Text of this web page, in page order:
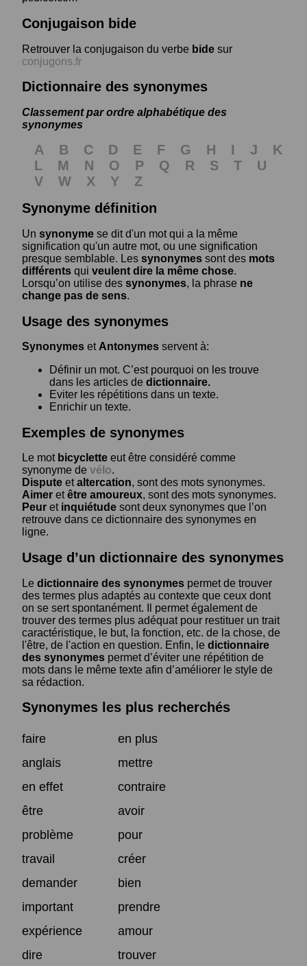
Conjugaison bide
Retrouver la conjugaison du verbe bide sur
conjugons.fr
Dictionnaire des synonymes
Classement par ordre alphabétique des
synonymes
A B C D E F G H I J
K
L
M N O P Q R S T
U
V
W X Y
Z
Synonyme définition
Un synonyme se dit d'un mot qui a la même
signification qu'un autre mot, ou une signification
presque semblable. Les synonymes sont des mots
différents qui veulent dire la même chose.
Lorsqu’on utilise des synonymes, la phrase ne
change pas de sens.
Usage des synonymes
Synonymes et Antonymes servent à:
Définir un mot. C’est pourquoi on les trouve
dans les articles de dictionnaire.
Eviter les répétitions dans un texte.
Enrichir un texte.
Exemples de synonymes
Le mot bicyclette eut être considéré comme
synonyme de vélo.
Dispute etaltercation, sont des mots synonymes.
Aimer etêtre amoureux, sont des mots synonymes.
Peur et inquiétude sont deux synonymes que l’on
retrouve dans ce dictionnaire des synonymes en
ligne.
Usage d’un dictionnaire des synonymes
Le dictionnaire des synonymes permet de trouver
des termes plus adaptés au contexte que ceux dont
on se sert spontanément. Il permet également de
trouver des termes plus adéquat pour restituer un trait
caractéristique, le but, la fonction, etc. de la chose, de
l'être, de l'action en question. Enfin, le dictionnaire
des synonymes permet d’éviter une répétition de
mots dans le même texte afin d’améliorer le style de
sa rédaction.
Synonymes les plus recherchés
faire
en plus
anglais
mettre
en effet
contraire
être
avoir
problème
pour
travail
créer
demander
bien
important
prendre
expérience
amour
dire
trouver